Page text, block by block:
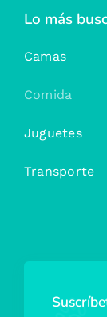
Lo más
Camas
Comida
Juguetes
Transporte